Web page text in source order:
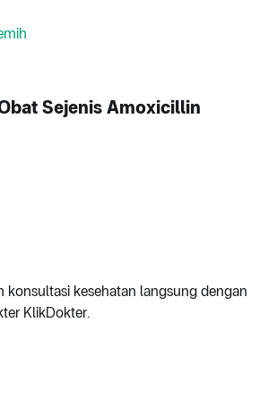
Sejenis Amoxicillin
konsultasi kesehatan langsung dengan
KlikDokter.